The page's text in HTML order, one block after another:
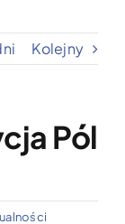
Kolejny
Pól